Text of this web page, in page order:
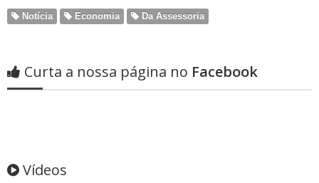
Notícia Economia Da Assessoria
Curta a nossa página no Facebook
Vídeos